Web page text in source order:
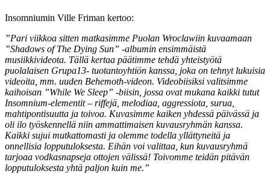
Insomniumin Ville Friman kertoo:
”Pari viikkoa sitten matkasimme Puolan Wroclawiin kuvaamaan
”Shadows of The Dying Sun” -albumin ensimmäistä
musiikkivideota. Tällä kertaa päätimme tehdä yhteistyötä
puolalaisen Grupa13- tuotantoyhtiön kanssa, joka on tehnyt lukuisia
videoita, mm. uuden Behemoth-videon. Videobiisiksi valitsimme
kaihoisan ”While We Sleep” -biisin, jossa ovat mukana kaikki tutut
Insomnium-elementit – riffejä, melodiaa, aggressiota, surua,
mahtipontisuutta ja toivoa. Kuvasimme kaiken yhdessä päivässä ja
oli ilo työskennellä niin ammattimaisen kuvausryhmän kanssa.
Kaikki sujui mutkattomasti ja olemme todella yllättyneitä ja
onnellisia lopputuloksesta. Eihän voi valittaa, kun kuvausryhmä
tarjoaa vodkasnapseja ottojen välissä! Toivomme teidän pitävän
lopputuloksesta yhtä paljon kuin me.”